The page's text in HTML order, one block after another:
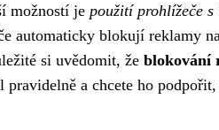
možností je použití prohlížeče
automaticky blokují reklamy
si uvědomit, že blokování
pravidelně a chcete ho